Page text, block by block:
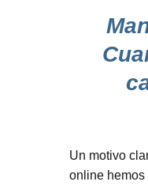
Un motivo
online hemos